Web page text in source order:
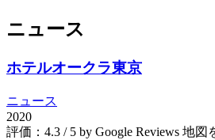
ニュース
ホテルオークラ東京
ニュース
2020
評価：4.3 / 5 by Google Reviews 地